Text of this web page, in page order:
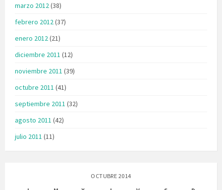
marzo 2012(38)
febrero 2012(37)
enero 2012(21)
diciembre 2011 (12)
noviembre 2011 (39)
octubre 2011 (41)
septiembre 2011 (32)
agosto 2011 (42)
julio 2011 (11)
OCTUBRE 2014